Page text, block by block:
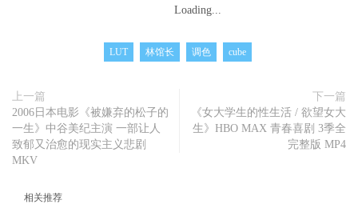
Loading...
LUT 林馆长 调色 cube
上一篇
2006日本电影《被嫌弃的松子的
一生》中谷美纪主演 一部让人
致郁又治愈的现实主义悲剧
MKV
下一篇
《女大学生的性生活 / 欲望女大
生》HBO MAX 青春喜剧 3季全
完整版 MP4
相关推荐